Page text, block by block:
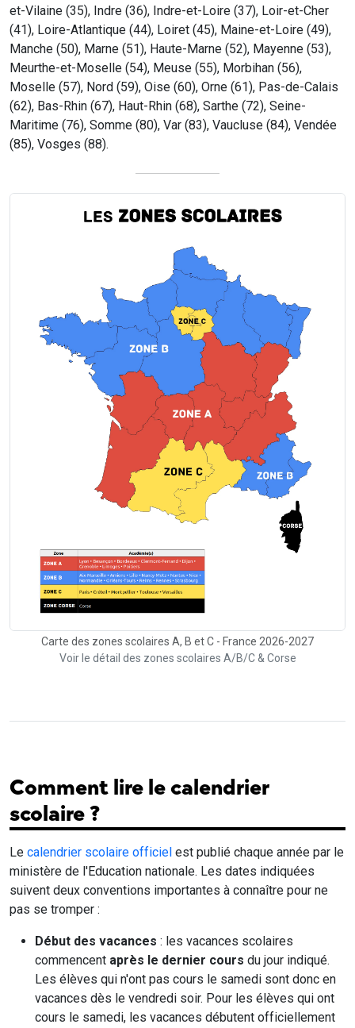
et-Vilaine (35), Indre (36), Indre-et-Loire (37), Loir-et-Cher
(41), Loire-Atlantique (44), Loiret (45), Maine-et-Loire (49),
Manche (50), Marne (51), Haute-Marne (52), Mayenne (53),
Meurthe-et-Moselle (54), Meuse (55), Morbihan (56),
Moselle (57), Nord (59), Oise (60), Orne (61), Pas-de-Calais
(62), Bas-Rhin (67), Haut-Rhin (68), Sarthe (72), Seine-
Maritime (76), Somme (80), Var (83), Vaucluse (84), Vendée
(85), Vosges (88).
Carte des zones scolaires A, B et C - France 2026-2027
Voir le détail des zones scolaires A/B/C & Corse
Comment lire le calendrier
scolaire ?
Le calendrier scolaire officiel est publié chaque année par le
ministère de l'Education nationale. Les dates indiquées
suivent deux conventions importantes à connaître pour ne
pas se tromper :
Début des vacances : les vacances scolaires
commencent après le dernier cours du jour indiqué.
Les élèves qui n'ont pas cours le samedi sont donc en
vacances dès le vendredi soir. Pour les élèves qui ont
cours le samedi, les vacances débutent officiellement